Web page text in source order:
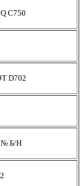
C750
D702
№ Б/Н